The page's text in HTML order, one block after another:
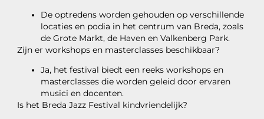
De optredens worden gehouden op verschillende
locaties en podia in het centrum van Breda, zoals
de Grote Markt, de Haven en Valkenberg Park.
Zijn er workshops en masterclasses beschikbaar?
Ja, het festival biedt een reeks workshops en
masterclasses die worden geleid door ervaren
musici en docenten.
Is het Breda Jazz Festival kindvriendelijk?